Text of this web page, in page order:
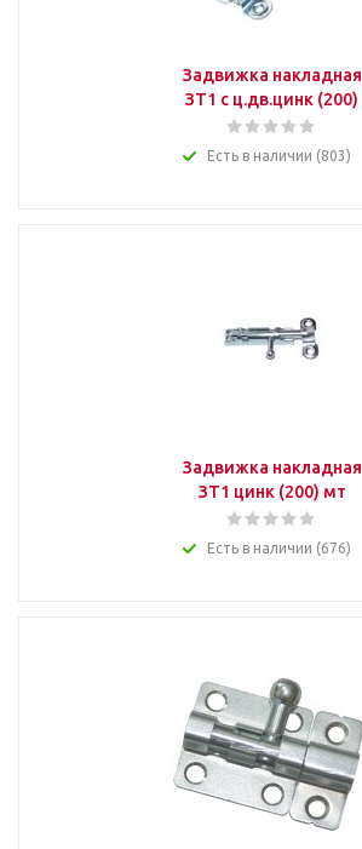
Задвижка накладная
ЗТ1 с ц.дв.цинк (200)
Есть в наличии (803)
Задвижка накладная
ЗТ1 цинк (200) мт
Есть в наличии (676)